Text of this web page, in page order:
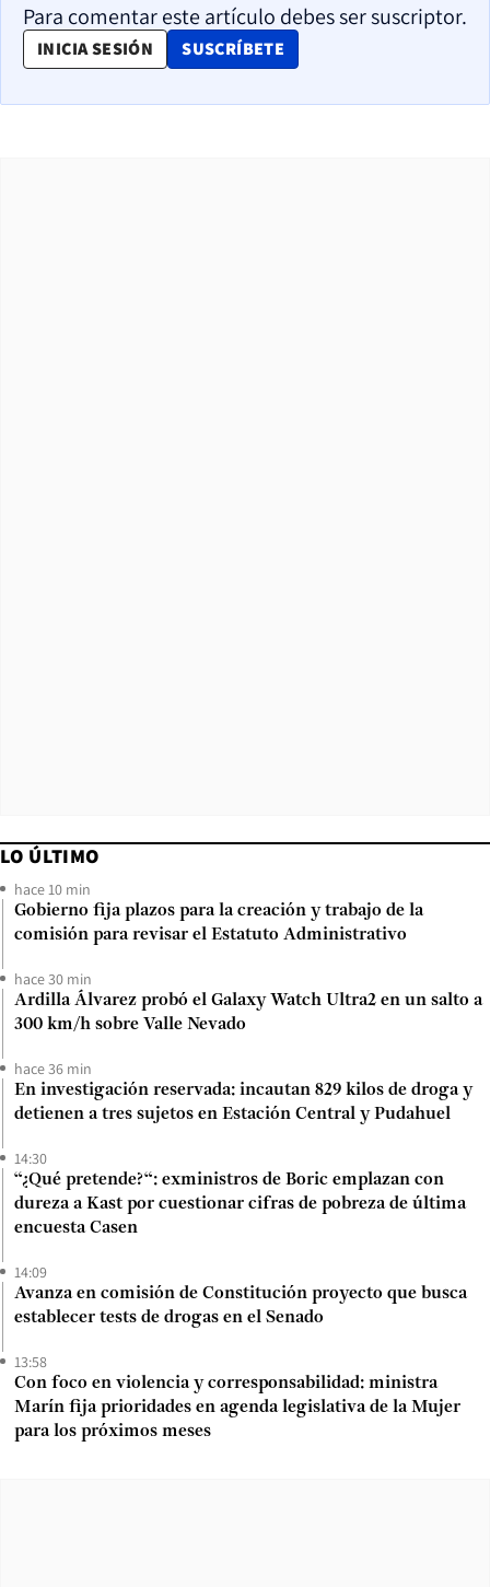
Para comentar este artículo debes ser suscriptor.
INICIA SESIÓN SUSCRÍBETE
OPENS IN NEW WINDOW
LO ÚLTIMO
hace 10 min
Gobierno fija plazos para la creación y trabajo de la
comisión para revisar el Estatuto Administrativo
hace 30 min
Ardilla Álvarez probó el Galaxy Watch Ultra2 en un salto a
300 km/h sobre Valle Nevado
hace 36 min
En investigación reservada: incautan 829 kilos de droga y
detienen a tres sujetos en Estación Central y Pudahuel
14:30
“¿Qué pretende?“: exministros de Boric emplazan con
dureza a Kast por cuestionar cifras de pobreza de última
encuesta Casen
14:09
Avanza en comisión de Constitución proyecto que busca
establecer tests de drogas en el Senado
13:58
Con foco en violencia y corresponsabilidad: ministra
Marín fija prioridades en agenda legislativa de la Mujer
para los próximos meses